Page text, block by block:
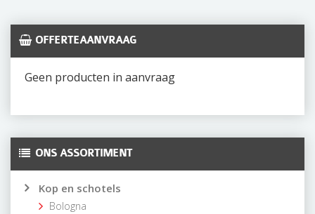
OFFERTEAANVRAAG
Geen producten in aanvraag
ONS ASSORTIMENT
Kop en schotels
Bologna